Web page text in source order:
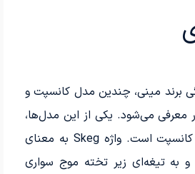
برند مینی، چندین مدل کانسپت و
معرفی می‌شود. یکی از این مدل‌ها،
جان کوپر ورکز Skeg کانسپت است. واژه Skeg به معنای
و به تیغه‌ای زیر تخته موج سواری